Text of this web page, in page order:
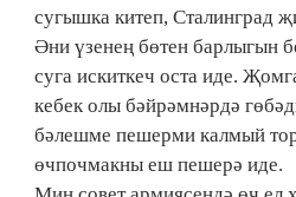
сугышка китеп, Сталинград
Әни үзенең бөтен барлыгын
суга искиткеч оста иде.
кебек олы бәйрәмнәрдә
бәлешме пешерми калмый
өчпочмакны еш пешерә иде.